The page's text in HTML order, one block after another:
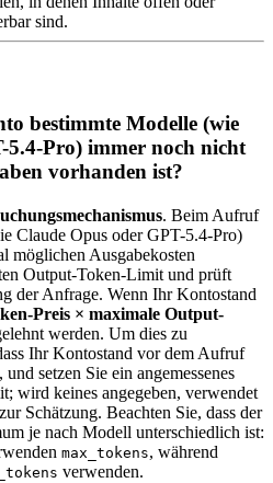
sind.
bestimmte Modelle (wie
5.4-Pro) immer noch nicht
vorhanden ist?
. Beim Aufruf
Claude Opus oder GPT-5.4-Pro)
möglichen Ausgabekosten
Output-Token-Limit und prüft
der Anfrage. Wenn Ihr Kontostand
Preis × maximale Output-
werden. Um dies zu
Ihr Kontostand vor dem Aufruf
setzen Sie ein angemessenes
wird keines angegeben, verwendet
Schätzung. Beachten Sie, dass der
je nach Modell unterschiedlich ist:
max_tokens, während
verwenden.